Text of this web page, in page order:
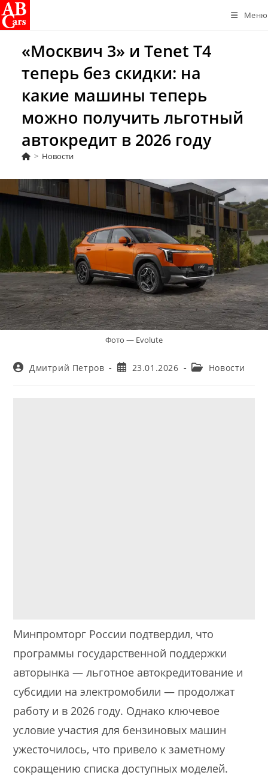
Перейти
к
Меню
«Москвич 3» и Tenet T4
теперь без скидки: на
какие машины теперь
можно получить льготный
автокредит в 2026 году
> Новости
Фото — Evolute
АвторДмитрий Петров
Запись23.01.2026
РубрикаНовости
Минпромторг России подтвердил, что
программы государственной поддержки
авторынка — льготное автокредитование и
субсидии на электромобили — продолжат
работу и в 2026 году. Однако ключевое
условие участия для бензиновых машин
ужесточилось, что привело к заметному
сокращению списка доступных моделей.